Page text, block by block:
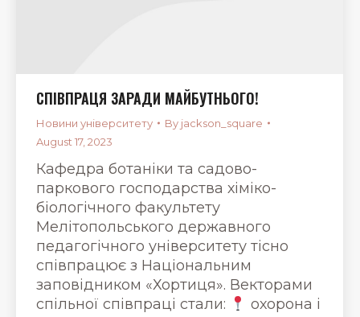
СПІВПРАЦЯ ЗАРАДИ МАЙБУТНЬОГО!
Новини університету By jackson_square
August 17, 2023
Кафедра ботаніки та садово-
паркового господарства хіміко-
біологічного факультету
Мелітопольського державного
педагогічного університету тісно
співпрацює з Національним
заповідником «Хортиця». Векторами
спільної співпраці стали:
охорона і